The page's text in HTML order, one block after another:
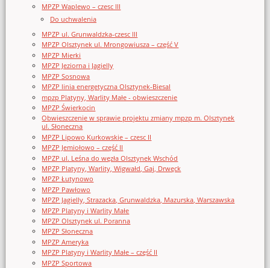
MPZP Waplewo – czesc III
Do uchwalenia
MPZP ul. Grunwaldzka-czesc III
MPZP Olsztynek ul. Mrongowiusza – część V
MPZP Mierki
MPZP Jeziorna i Jagielly
MPZP Sosnowa
MPZP linia energetyczna Olsztynek-Biesal
mpzp Platyny, Warlity Małe - obwieszczenie
MPZP Świerkocin
Obwieszczenie w sprawie projektu zmiany mpzp m. Olsztynek
ul. Słoneczna
MPZP Lipowo Kurkowskie – czesc II
MPZP Jemiołowo – część II
MPZP ul. Leśna do węzła Olsztynek Wschód
MPZP Platyny, Warlity, Wigwałd, Gaj, Drwęck
MPZP Łutynowo
MPZP Pawłowo
MPZP Jagielly, Strazacka, Grunwaldzka, Mazurska, Warszawska
MPZP Platyny i Warlity Małe
MPZP Olsztynek ul. Poranna
MPZP Słoneczna
MPZP Ameryka
MPZP Platyny i Warlity Małe – część II
MPZP Sportowa